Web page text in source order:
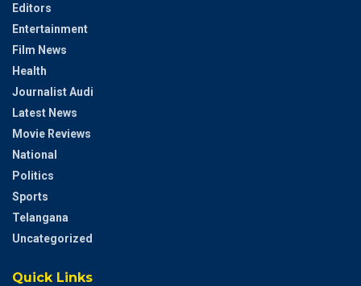
Editors
Entertainment
Film News
Health
Journalist Audi
Latest News
Movie Reviews
National
Politics
Sports
Telangana
Uncategorized
Quick Links